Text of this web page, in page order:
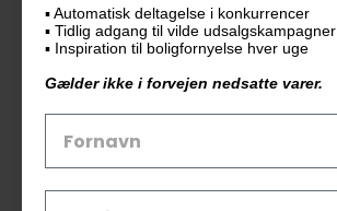
Langdalsvej 46, bygning 7
8220 Brabrand
Tlf. 33 11 19 07
CVR-nr. 30715349
▪️ Automatisk deltagelse i konkurrencer
▪️ Tidlig adgang til vilde udsalgskampagner
▪️ Inspiration til boligfornyelse hver uge
Gælder ikke i forvejen nedsatte varer.